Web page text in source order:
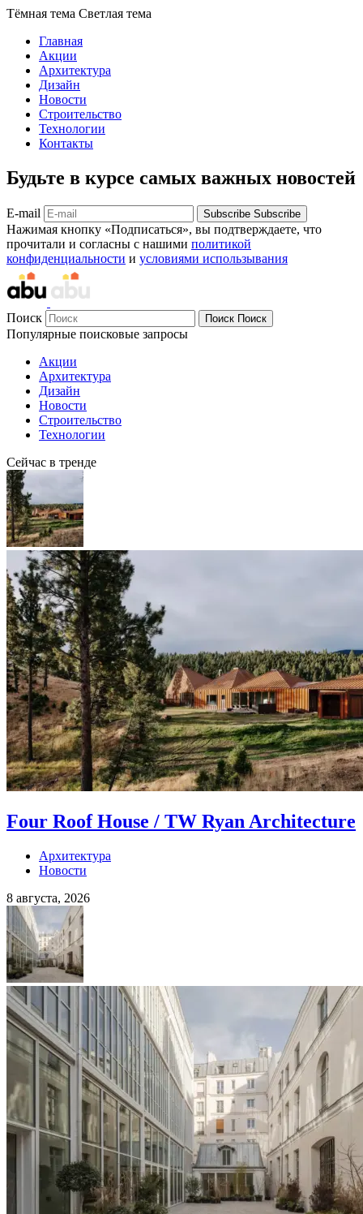
Тёмная тема Светлая тема
Главная
Акции
Архитектура
Дизайн
Новости
Строительство
Технологии
Контакты
Будьте в курсе самых важных новостей
E-mail Subscribe Subscribe
Нажимая кнопку «Подписаться», вы подтверждаете, что
прочитали и согласны с нашими политикой
конфиденциальности и условиями использывания
Поиск Поиск Поиск
Популярные поисковые запросы
Акции
Архитектура
Дизайн
Новости
Строительство
Технологии
Сейчас в тренде
Four Roof House / TW Ryan Architecture
Архитектура
Новости
8 августа, 2026